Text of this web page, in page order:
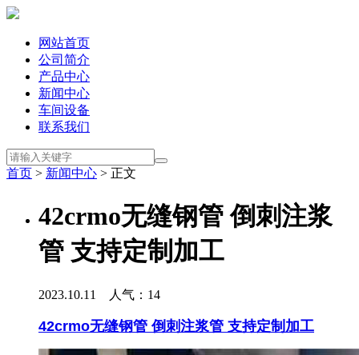
网站首页
公司简介
产品中心
新闻中心
车间设备
联系我们
首页 > 新闻中心 > 正文
42crmo无缝钢管 倒刺注浆
管 支持定制加工
2023.10.11 人气： 14
42crmo无缝钢管 倒刺注浆管 支持定制加工